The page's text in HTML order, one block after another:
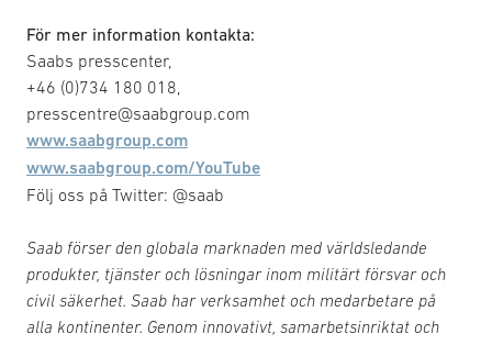
För mer information kontakta:
Saabs presscenter,
+46 (0)734 180 018,
presscentre@saabgroup.com
www.saabgroup.com
www.saabgroup.com/YouTube
Följ oss på Twitter: @saab
Saab förser den globala marknaden med världsledande
produkter, tjänster och lösningar inom militärt försvar och
civil säkerhet. Saab har verksamhet och medarbetare på
alla kontinenter. Genom innovativt, samarbetsinriktat och